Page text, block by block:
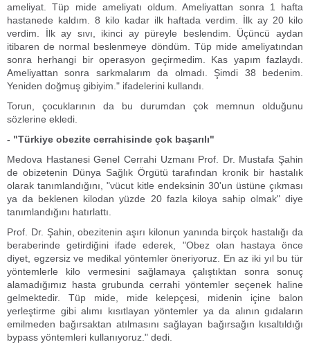
ameliyat. Tüp mide ameliyatı oldum. Ameliyattan sonra 1 hafta
hastanede kaldım. 8 kilo kadar ilk haftada verdim. İlk ay 20 kilo
verdim. İlk ay sıvı, ikinci ay püreyle beslendim. Üçüncü aydan
itibaren de normal beslenmeye döndüm. Tüp mide ameliyatından
sonra herhangi bir operasyon geçirmedim. Kas yapım fazlaydı.
Ameliyattan sonra sarkmalarım da olmadı. Şimdi 38 bedenim.
Yeniden doğmuş gibiyim." ifadelerini kullandı.
Torun, çocuklarının da bu durumdan çok memnun olduğunu
sözlerine ekledi.
- "Türkiye obezite cerrahisinde çok başarılı"
Medova Hastanesi Genel Cerrahi Uzmanı Prof. Dr. Mustafa Şahin
de obizetenin Dünya Sağlık Örgütü tarafından kronik bir hastalık
olarak tanımlandığını, "vücut kitle endeksinin 30'un üstüne çıkması
ya da beklenen kilodan yüzde 20 fazla kiloya sahip olmak" diye
tanımlandığını hatırlattı.
Prof. Dr. Şahin, obezitenin aşırı kilonun yanında birçok hastalığı da
beraberinde getirdiğini ifade ederek, "Obez olan hastaya önce
diyet, egzersiz ve medikal yöntemler öneriyoruz. En az iki yıl bu tür
yöntemlerle kilo vermesini sağlamaya çalıştıktan sonra sonuç
alamadığımız hasta grubunda cerrahi yöntemler seçenek haline
gelmektedir. Tüp mide, mide kelepçesi, midenin içine balon
yerleştirme gibi alımı kısıtlayan yöntemler ya da alının gıdaların
emilmeden bağırsaktan atılmasını sağlayan bağırsağın kısaltıldığı
bypass yöntemleri kullanıyoruz." dedi.